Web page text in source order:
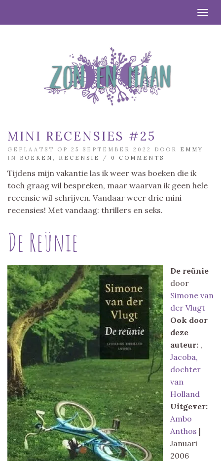
MINI RECENSIES #25
GEPLAATST OP 25 SEPTEMBER 2022 DOOR EMMY
IN BOEKEN RECENSIE / 0 COMMENTS
Tijdens mijn vakantie las ik weer was boeken die ik
toch graag wil bespreken, maar waarvan ik geen hele
recensie wil schrijven. Vandaar weer drie mini
recensies! Met vandaag: thrillers en seks.
De Reünie
De reünie
door
Simone van
der Vlugt
Ook door
deze
auteur: ,
Jacoba,
dochter
van
Holland
Uitgever:
Ambo
Anthos |
Januari
2006